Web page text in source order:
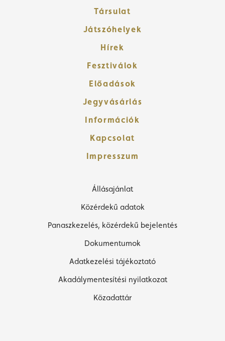
Társulat
Játszóhelyek
Hírek
Fesztiválok
Előadások
Jegyvásárlás
Információk
Kapcsolat
Impresszum
Állásajánlat
Közérdekű adatok
Panaszkezelés, közérdekű bejelentés
Dokumentumok
Adatkezelési tájékoztató
Akadálymentesítési nyilatkozat
Közadattár